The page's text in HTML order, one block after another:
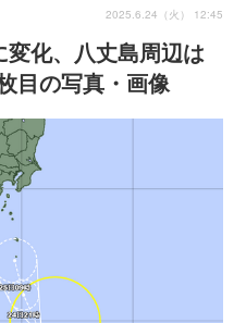
変化、八丈島周辺は
目の写真・画像
2025.6.24（火） 12:45